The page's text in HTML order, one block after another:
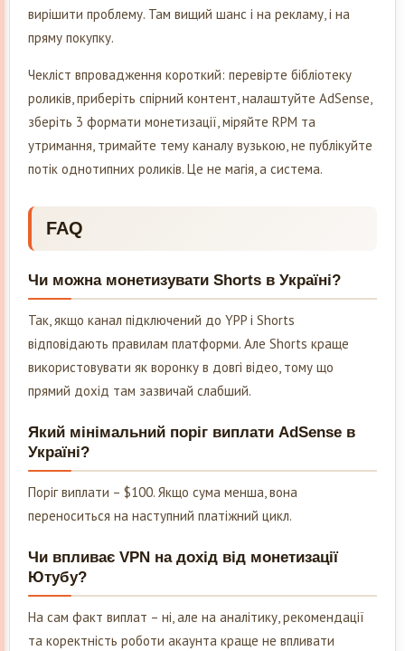
вирішити проблему. Там вищий шанс і на рекламу, і на
пряму покупку.
Чекліст впровадження короткий: перевірте бібліотеку
роликів, приберіть спірний контент, налаштуйте AdSense,
зберіть 3 формати монетизації, міряйте RPM та
утримання, тримайте тему каналу вузькою, не публікуйте
потік однотипних роликів. Це не магія, а система.
FAQ
Чи можна монетизувати Shorts в Україні?
Так, якщо канал підключений до YPP і Shorts
відповідають правилам платформи. Але Shorts краще
використовувати як воронку в довгі відео, тому що
прямий дохід там зазвичай слабший.
Який мінімальний поріг виплати AdSense в
Україні?
Поріг виплати – $100. Якщо сума менша, вона
переноситься на наступний платіжний цикл.
Чи впливає VPN на дохід від монетизації
Ютубу?
На сам факт виплат – ні, але на аналітику, рекомендації
та коректність роботи акаунта краще не впливати